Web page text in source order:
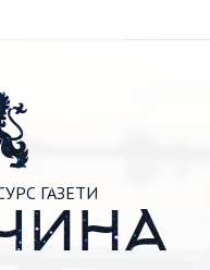
ГАЗЕТИ